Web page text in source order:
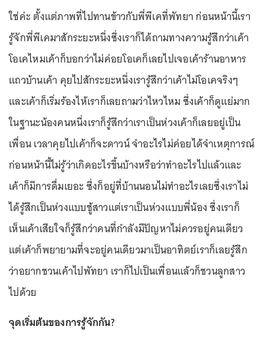
ใช่ค่ะ ตั้งแต่ภาพที่ไปทานข้าวกับพี่พีเคที่พัทยา ก่อนหน้านี้เรา
รู้จักพี่พีเคมาสักระยะหนึ่งซึ่งเราก็ได้ถามทางความรู้สึกว่าเค้า
โอเคไหมเค้าก็บอกว่าไม่ค่อยโอเคก็เลยไปเจอเค้าร้านอาหาร
แถวบ้านเค้า คุยไปสักระยะหนึ่งเรารู้สึกว่าเค้าไม่โอเคจริงๆ
และเค้าก็เริ่มร้องไห้เราก็เลยถามว่าไหวไหม ซึ่งเค้าก็ดูแย่มาก
ในฐานะน้องคนหนึ่งเราก็รู้สึกว่าเราเป็นห่วงเค้าก็เลยอยู่เป็น
เพื่อน เวลาคุยไปเค้าก็จะดาวน์ จำอะไรไม่ค่อยได้จำเหตุการณ์
ก่อนหน้านี้ไม่รู้ว่าเกิดอะไรขึ้นบ้างหรือว่าทำอะไรไปแล้วและ
เค้าก็มีการดื่มเยอะ ซึ่งก็อยู่ที่บ้านนอนไม่ทำอะไรเลยซึ่งเราไม่
ได้รู้สึกเป็นห่วงแบบชู้สาวแต่เราเป็นห่วงแบบพี่น้อง ซึ่งเราก็
เห็นเค้าเสียใจก็รู้สึกว่าคนที่กำลังมีปัญหาไม่ควรอยู่คนเดียว
แต่เค้าก็พยายามที่จะอยู่คนเดียวมาเป็นอาทิตย์เราก็เลยรู้สึก
ว่าอยากชวนเค้าไปพัทยา เราก็ไปเป็นเพื่อนแล้วก็ชวนลูกสาว
ไปด้วย
จุดเริ่มต้นของการรู้จักกัน?